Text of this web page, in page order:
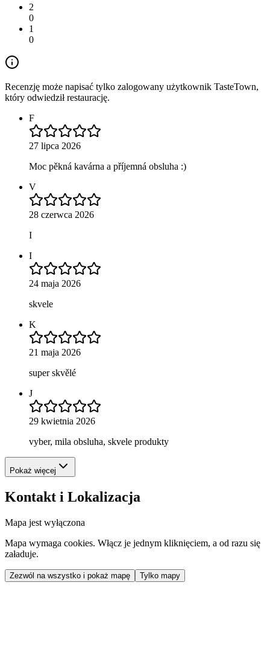
2
0
1
0
Recenzję może napisać tylko zalogowany użytkownik TasteTown,
który odwiedził restaurację.
F
27 lipca 2026
Moc pěkná kavárna a příjemná obsluha :)
V
28 czerwca 2026
I
I
24 maja 2026
skvele
K
21 maja 2026
super skvělé
J
29 kwietnia 2026
vyber, mila obsluha, skvele produkty
Pokaż więcej
Kontakt i Lokalizacja
Mapa jest wyłączona
Mapa wymaga cookies. Włącz je jednym kliknięciem, a od razu się
załaduje.
Zezwól na wszystko i pokaż mapę Tylko mapy